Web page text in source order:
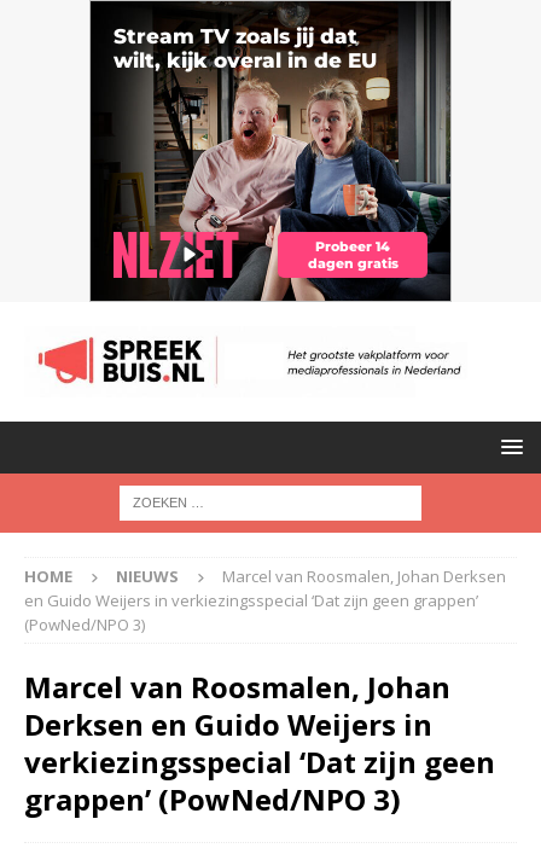
HOME NIEUWS
Marcel van Roosmalen, Johan Derksen
en Guido Weijers in verkiezingsspecial ‘Dat zijn geen grappen’
(PowNed/NPO 3)
Marcel van Roosmalen, Johan
Derksen en Guido Weijers in
verkiezingsspecial ‘Dat zijn geen
grappen’ (PowNed/NPO 3)